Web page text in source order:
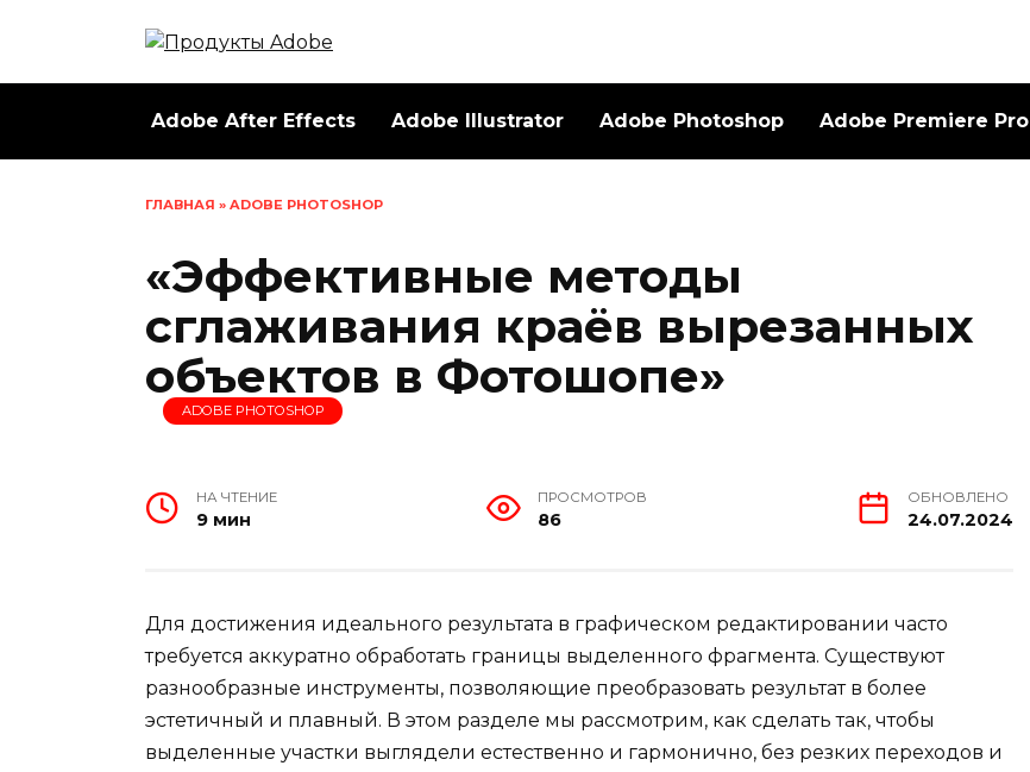
Adobe After Effects Adobe Illustrator Adobe Photoshop Adobe Premiere Pro
ГЛАВНАЯ » ADOBE PHOTOSHOP
«Эффективные методы
сглаживания краёв вырезанных
объектов в Фотошопе»
ADOBE PHOTOSHOP
НА ЧТЕНИЕ
9 мин
ПРОСМОТРОВ
86
ОБНОВЛЕНО
24.07.2024
Для достижения идеального результата в графическом редактировании часто
требуется аккуратно обработать границы выделенного фрагмента. Существуют
разнообразные инструменты, позволяющие преобразовать результат в более
эстетичный и плавный. В этом разделе мы рассмотрим, как сделать так, чтобы
выделенные участки выглядели естественно и гармонично, без резких переходов и